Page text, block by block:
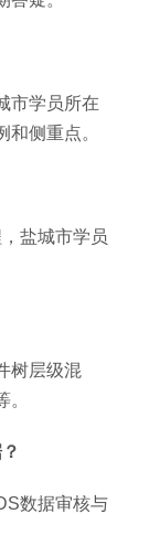
市学员所在
侧重点。
盐城市学员
树层级混
数据审核与